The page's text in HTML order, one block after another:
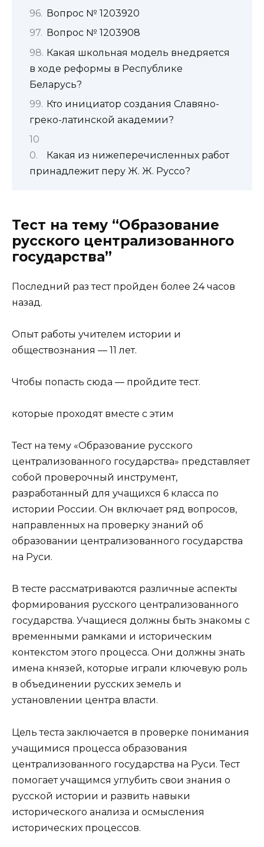
Вопрос № 1203920
Вопрос № 1203908
Какая школьная модель внедряется
в ходе реформы в Республике
Беларусь?
Кто инициатор создания Славяно-
греко-латинской академии?
Какая из нижеперечисленных работ
принадлежит перу Ж. Ж. Руссо?
Тест на тему “Образование
русского централизованного
государства”
Последний раз тест пройден более 24 часов
назад.
Опыт работы учителем истории и
обществознания — 11 лет.
Чтобы попасть сюда — пройдите тест.
которые проходят вместе с этим
Тест на тему «Образование русского
централизованного государства» представляет
собой проверочный инструмент,
разработанный для учащихся 6 класса по
истории России. Он включает ряд вопросов,
направленных на проверку знаний об
образовании централизованного государства
на Руси.
В тесте рассматриваются различные аспекты
формирования русского централизованного
государства. Учащиеся должны быть знакомы с
временными рамками и историческим
контекстом этого процесса. Они должны знать
имена князей, которые играли ключевую роль
в объединении русских земель и
установлении центра власти.
Цель теста заключается в проверке понимания
учащимися процесса образования
централизованного государства на Руси. Тест
помогает учащимся углубить свои знания о
русской истории и развить навыки
исторического анализа и осмысления
исторических процессов.